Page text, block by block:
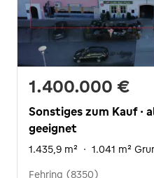
1.400.000 €
Sonstiges zum Kauf ·
geeignet
1.435,9 m² · 1.041 m²
Fehring (8350)